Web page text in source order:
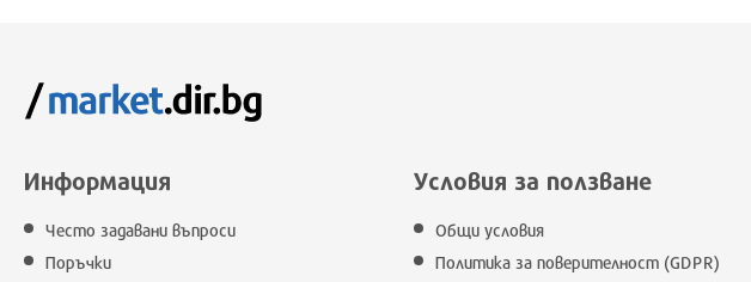
Информация
Често задавани въпроси
Поръчки
Условия за ползване
Общи условия
Политика за поверителност (GDPR)